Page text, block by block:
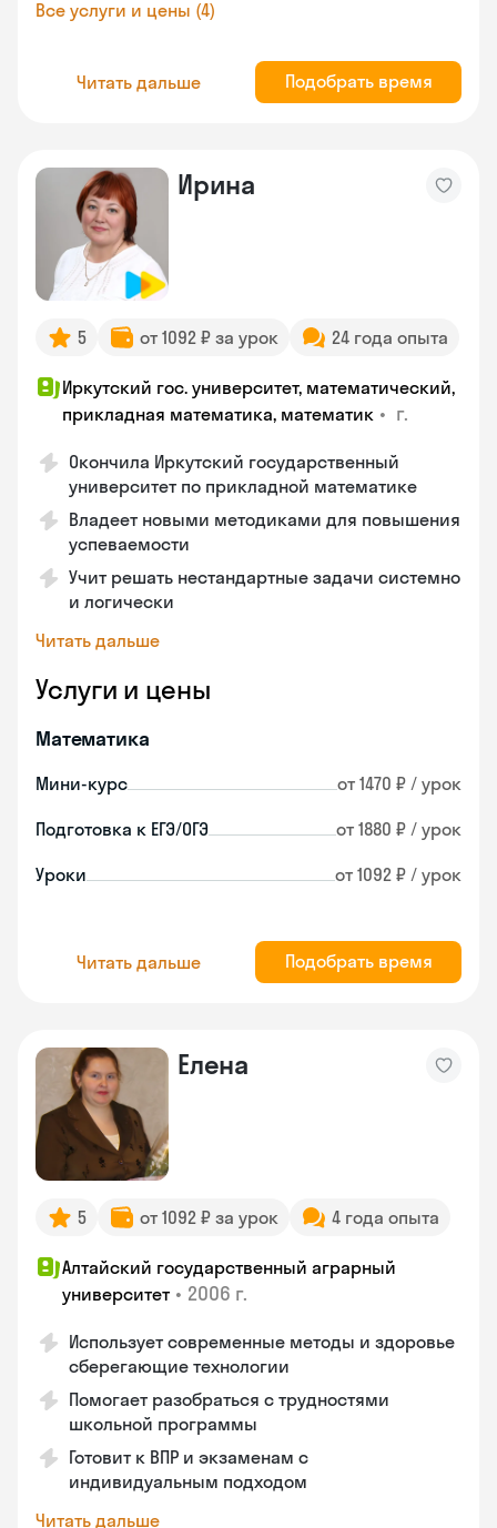
Все услуги и цены (4)
Читать дальше Подобрать время
Ирина
5 от 1092 ₽ за урок 24 года опыта
Иркутский гос. университет, математический,
прикладная математика, математик • г.
Окончила Иркутский государственный
университет по прикладной математике
Владеет новыми методиками для повышения
успеваемости
Учит решать нестандартные задачи системно
и логически
Читать дальше
Услуги и цены
Математика
Мини-курс от 1470 ₽ / урок
Подготовка к ЕГЭ/ОГЭ от 1880 ₽ / урок
Уроки от 1092 ₽ / урок
Читать дальше Подобрать время
Елена
5 от 1092 ₽ за урок 4 года опыта
Алтайский государственный аграрный
университет • 2006 г.
Использует современные методы и здоровье
сберегающие технологии
Помогает разобраться с трудностями
школьной программы
Готовит к ВПР и экзаменам с
индивидуальным подходом
Читать дальше